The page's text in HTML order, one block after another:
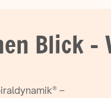
Blick
–